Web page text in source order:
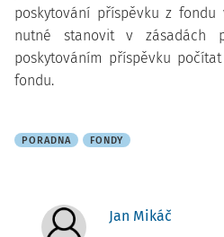
poskytování příspěvku z
nutné stanovit v
poskytováním příspěvku
fondu.
PORADNA FONDY
Jan Mikáč